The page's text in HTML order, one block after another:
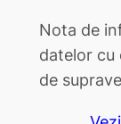
Nota de
datelor cu
de